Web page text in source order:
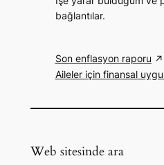
bağlantılar.
Son enflasyon raporu
Aileler için finansal
Web sitesinde ara